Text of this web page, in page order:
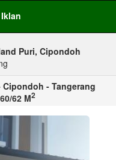
Puri, Cipondoh
Cipondoh - Tangerang
62 M2